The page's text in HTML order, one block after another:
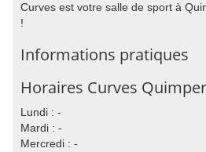
Curves est votre salle de sport à
!
Informations pratiques
Horaires Curves Quimper
Lundi : -
Mardi : -
Mercredi : -